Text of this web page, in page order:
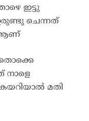
ഇട്ടു
ചെന്നത്
ആണ്
നാളെ
മതി